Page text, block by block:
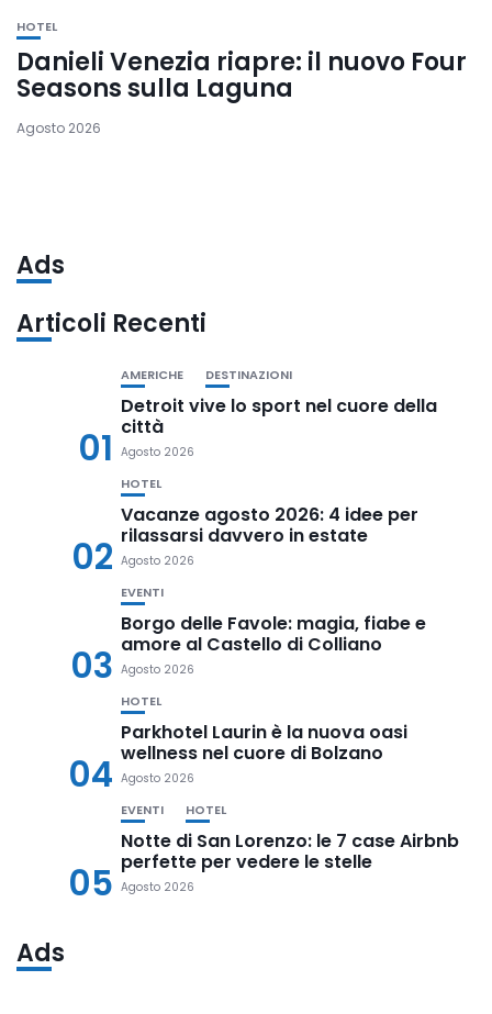
HOTEL
Danieli Venezia riapre: il nuovo Four
Seasons sulla Laguna
Agosto 2026
Ads
Articoli Recenti
01
AMERICHE DESTINAZIONI
Detroit vive lo sport nel cuore della
città
Agosto 2026
02
HOTEL
Vacanze agosto 2026: 4 idee per
rilassarsi davvero in estate
Agosto 2026
03
EVENTI
Borgo delle Favole: magia, fiabe e
amore al Castello di Colliano
Agosto 2026
04
HOTEL
Parkhotel Laurin è la nuova oasi
wellness nel cuore di Bolzano
Agosto 2026
05
EVENTI HOTEL
Notte di San Lorenzo: le 7 case Airbnb
perfette per vedere le stelle
Agosto 2026
Ads